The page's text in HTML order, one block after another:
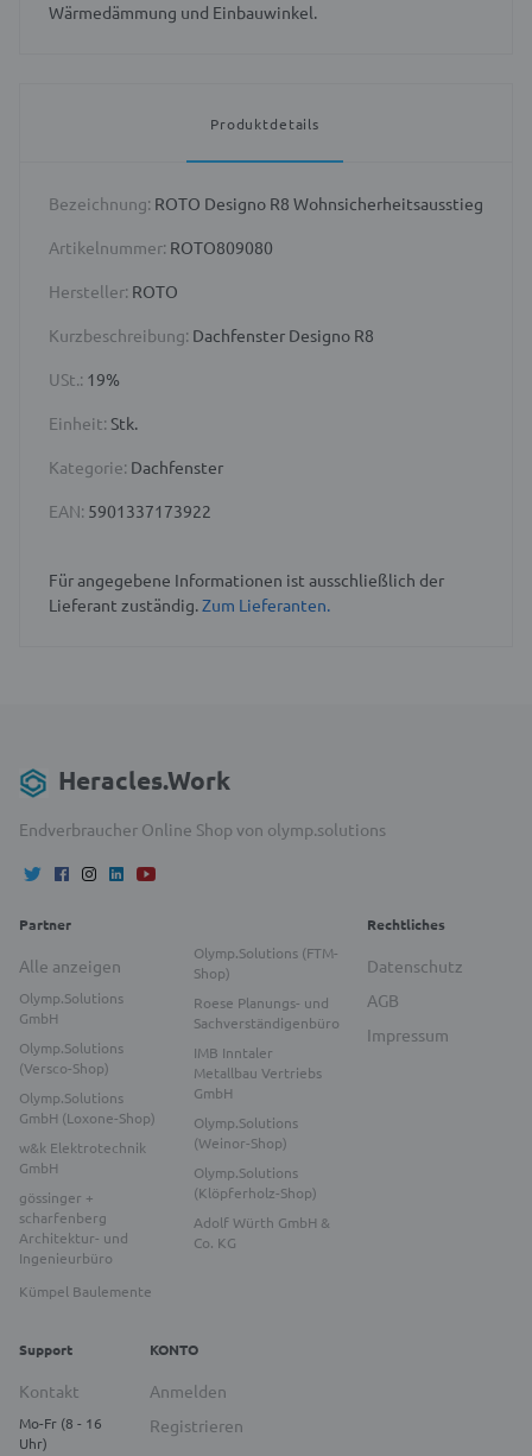
Wärmedämmung und Einbauwinkel.
Produktdetails
Bezeichnung: ROTO Designo R8 Wohnsicherheitsausstieg
Artikelnummer: ROTO809080
Hersteller: ROTO
Kurzbeschreibung: Dachfenster Designo R8
USt.: 19%
Einheit: Stk.
Kategorie: Dachfenster
EAN: 5901337173922
Für angegebene Informationen ist ausschließlich der
Lieferant zuständig.Zum Lieferanten.
Heracles.Work
Endverbraucher Online Shop von olymp.solutions
Partner
Alle anzeigen
Olymp.Solutions
GmbH
Olymp.Solutions
(Versco-Shop)
Olymp.Solutions
GmbH (Loxone-Shop)
w&k Elektrotechnik
GmbH
gössinger +
scharfenberg
Architektur- und
Ingenieurbüro
Kümpel Baulemente
Olymp.Solutions (FTM-
Shop)
Roese Planungs- und
Sachverständigenbüro
IMB Inntaler
Metallbau Vertriebs
GmbH
Olymp.Solutions
(Weinor-Shop)
Olymp.Solutions
(Klöpferholz-Shop)
Adolf Würth GmbH &
Co. KG
Rechtliches
Datenschutz
AGB
Impressum
Support
Kontakt
Mo-Fr (8 - 16
Uhr)
KONTO
Anmelden
Registrieren